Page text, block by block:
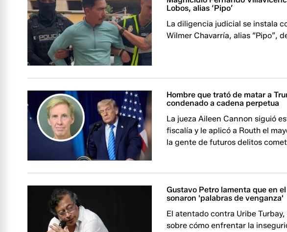
Lobos, alias ‘Pipo’
La diligencia judicial se instala
Wilmer Chavarría, alias “Pipo”,
Hombre que trató de matar a
condenado a cadena perpetua
La jueza Aileen Cannon siguió
fiscalía y le aplicó a Routh el
la gente de futuros delitos
Gustavo Petro lamenta que en
sonaron 'palabras de venganza'
El atentado contra Uribe
sobre cómo enfrentar la